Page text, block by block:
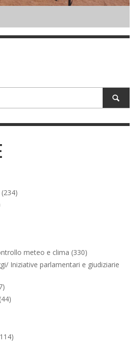
(234)
meteo e clima (330)
Iniziative parlamentari e giudiziarie
(44)